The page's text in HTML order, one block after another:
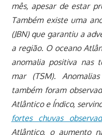
mês, apesar de estar
Também existe uma
(JBN) que garantiu a
a região. O oceano
anomalia positiva nas
mar (TSM).
também foram
Atlântico e Índico,
fortes chuvas
Atlântico, o aumento